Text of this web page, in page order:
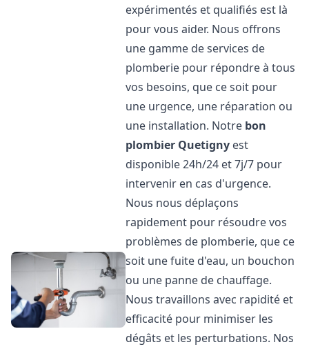
expérimentés et qualifiés est là
pour vous aider. Nous offrons
une gamme de services de
plomberie pour répondre à tous
vos besoins, que ce soit pour
une urgence, une réparation ou
une installation. Notre bon
plombier Quetigny est
disponible 24h/24 et 7j/7 pour
intervenir en cas d'urgence.
Nous nous déplaçons
rapidement pour résoudre vos
problèmes de plomberie, que ce
soit une fuite d'eau, un bouchon
ou une panne de chauffage.
Nous travaillons avec rapidité et
efficacité pour minimiser les
dégâts et les perturbations. Nos